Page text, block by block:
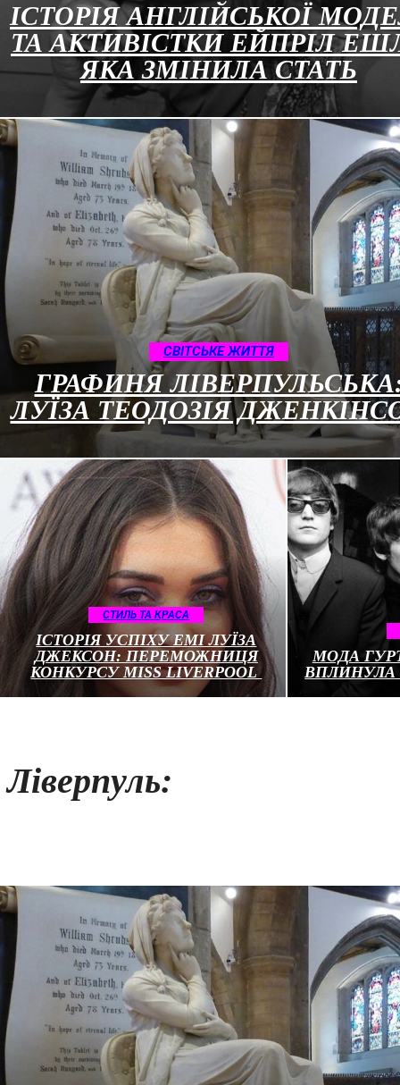
ІСТОРІЯ АНГЛІЙСЬКОЇ
ТА АКТИВІСТКИ ЕЙПРІЛ
ЯКА ЗМІНИЛА СТАТЬ
CВІТСЬКЕ ЖИТТЯ
ГРАФИНЯ
ЛУЇЗА ТЕОДОЗІЯ
СТИЛЬ ТА КРАСА
ІСТОРІЯ УСПІХУ ЕМІ ЛУЇЗА
ДЖЕКСОН: ПЕРЕМОЖНИЦЯ
КОНКУРСУ MISS LIVERPOOL
МОДА
ВПЛИНУЛА
Ліверпуль: